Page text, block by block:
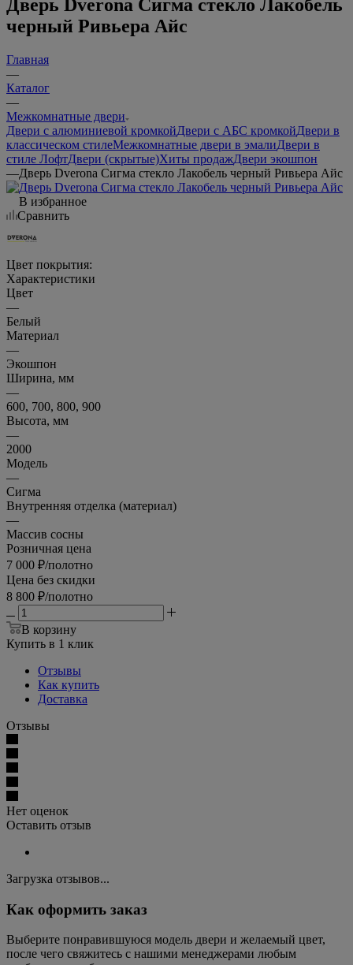
черный Ривьера Айс
—
Каталог
—
Межкомнатные двери
Двери с алюминиевой кромкой
классическом стилеМежкомнатные двери в эмалиДвери в
стиле ЛофтДвери (скрытые)Хиты продаж Двери экошпон
—Дверь Dverona Сигма стекло Лакобель черный Ривьера Айс
В избранное
Сравнить
Характеристики
Цвет
—
Белый
Материал
—
Экошпон
Ширина, мм
—
600, 700, 800, 900
Высота, мм
—
2000
Модель
—
Сигма
Внутренняя отделка (материал)
—
Массив сосны
Розничная цена
7 000₽/полотно
Цена без скидки
8 800 ₽/полотно
В корзину
Купить в 1 клик
Как купить
Доставка
Оставить отзыв
после чего свяжитесь с нашими менеджерами любым
удобным способом.